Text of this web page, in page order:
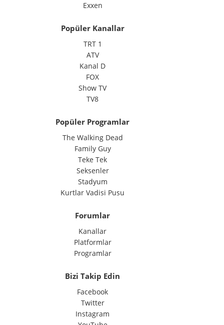
Exxen
Popüler Kanallar
TRT 1
ATV
Kanal D
FOX
Show TV
TV8
Popüler Programlar
The Walking Dead
Family Guy
Teke Tek
Seksenler
Stadyum
Kurtlar Vadisi Pusu
Forumlar
Kanallar
Platformlar
Programlar
Bizi Takip Edin
Facebook
Twitter
Instagram